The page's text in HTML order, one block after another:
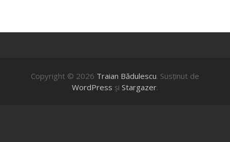
Copyright © 2026 Traian Bădulescu. Susţinut de
WordPress şi Stargazer.